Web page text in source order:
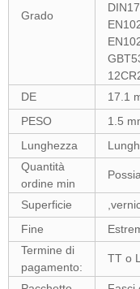
Grado
DE
17.1
PESO
1.5
Lunghezza
Quantità
ordine min
Superficie
Fine
Termine di
pagamento:
TT o